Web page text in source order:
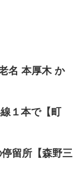
名 本厚木 か
１本で【町
留所【森野三